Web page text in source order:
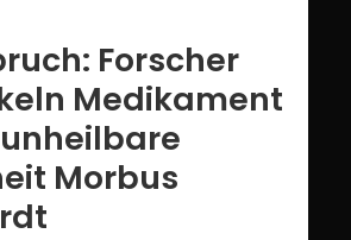
Forscher
Medikament
Morbus